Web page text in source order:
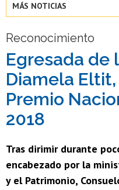
MÁS NOTICIAS
Reconocimiento
Egresada de
Diamela
Premio
2018
Tras dirimir durante
encabezado por la
y el Patrimonio,